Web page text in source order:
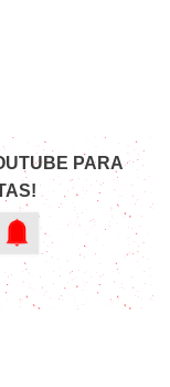
PARA